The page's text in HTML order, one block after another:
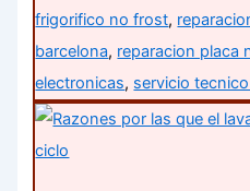
frigorifico no frost,
barcelona, reparacion placa
electronicas, servicio